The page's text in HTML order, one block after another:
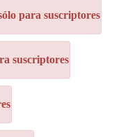
para suscriptores
suscriptores